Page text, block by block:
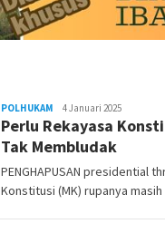
POLHUKAM REDAKSI
RAMBUKOTA
4 Januari 2025
Perlu Rekayasa
Tak Membludak
PENGHAPUSAN presidential
Konstitusi (MK) rupanya